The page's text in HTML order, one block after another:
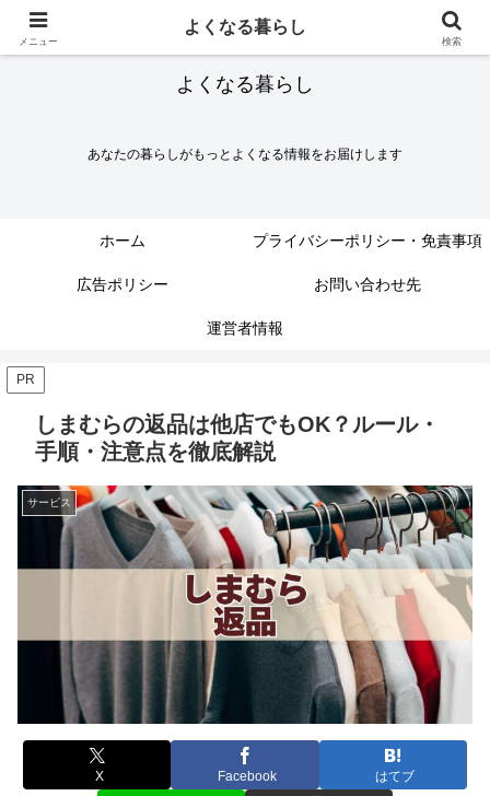
よくなる暮らし
あなたの暮らしがもっとよくなる情報をお届けします
ホーム プライバシーポリシー・免責事項
広告ポリシー お問い合わせ先
運営者情報
PR
しまむらの返品は他店でもOK？ルール・
手順・注意点を徹底解説
サービス
X Facebook はてブ
メニュー
よくなる暮らし
検索